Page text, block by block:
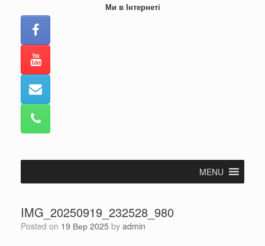
Ми в Інтернеті
MENU
IMG_20250919_232528_980
Posted on 19 Вер 2025 by admin